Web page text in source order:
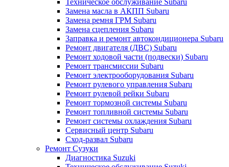
Техническое обслуживание Subaru
Замена масла в АКПП Subaru
Замена ремня ГРМ Subaru
Замена сцепления Subaru
Заправка и ремонт автокондиционера Subaru
Ремонт двигателя (ДВС) Subaru
Ремонт ходовой части (подвески) Subaru
Ремонт трансмиссии Subaru
Ремонт электрооборудования Subaru
Ремонт рулевого управления Subaru
Ремонт рулевой рейки Subaru
Ремонт тормозной системы Subaru
Ремонт топливной системы Subaru
Ремонт системы охлаждения Subaru
Сервисный центр Subaru
Сход-развал Subaru
Ремонт Сузуки
Диагностика Suzuki